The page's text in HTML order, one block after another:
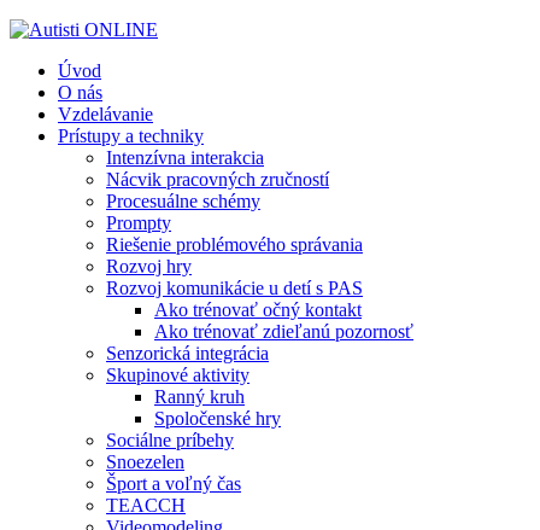
Úvod
O nás
Vzdelávanie
Prístupy a techniky
Intenzívna interakcia
Nácvik pracovných zručností
Procesuálne schémy
Prompty
Riešenie problémového správania
Rozvoj hry
Rozvoj komunikácie u detí s PAS
Ako trénovať očný kontakt
Ako trénovať zdieľanú pozornosť
Senzorická integrácia
Skupinové aktivity
Ranný kruh
Spoločenské hry
Sociálne príbehy
Snoezelen
Šport a voľný čas
TEACCH